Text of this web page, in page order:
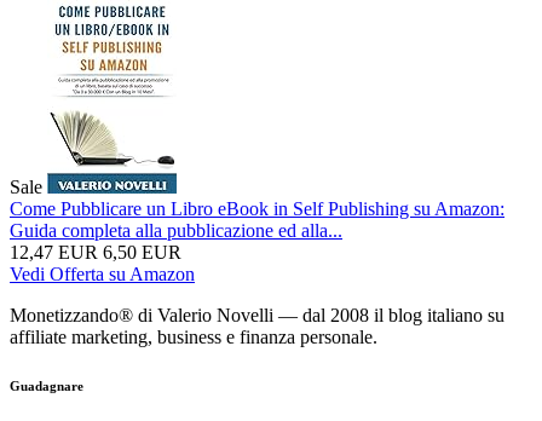
Sale
Come Pubblicare un Libro eBook in Self Publishing su Amazon:
Guida completa alla pubblicazione ed alla...
12,47 EUR 6,50 EUR
Vedi Offerta su Amazon
Monetizzando® di Valerio Novelli — dal 2008 il blog italiano su
affiliate marketing, business e finanza personale.
Guadagnare